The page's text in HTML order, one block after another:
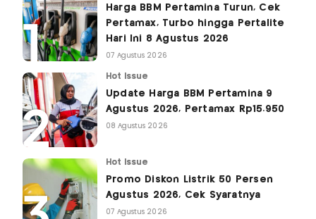
Harga BBM Pertamina Turun, Cek
Pertamax, Turbo hingga Pertalite
Hari Ini 8 Agustus 2026
07 Agustus 2026
Hot Issue
Update Harga BBM Pertamina 9
Agustus 2026, Pertamax Rp15.950
08 Agustus 2026
Hot Issue
Promo Diskon Listrik 50 Persen
Agustus 2026, Cek Syaratnya
07 Agustus 2026